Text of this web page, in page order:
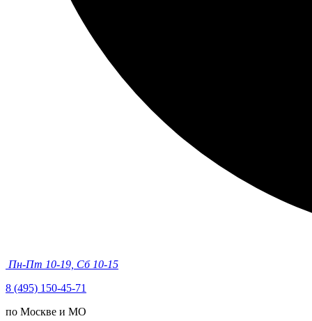
Пн-Пт 10-19, Сб 10-15
8 (495) 150-45-71
по Москве и МО